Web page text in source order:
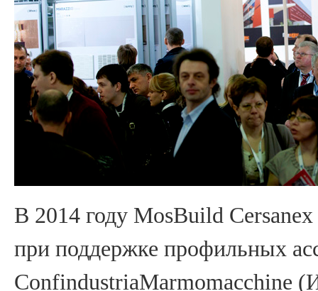
В 2014 году MosBuild
при поддержке профильных
ConfindustriaMarmomacchine